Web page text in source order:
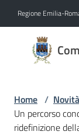
Regione Emilia-
Comune
di
Emilia
Home / Novità
Un percorso
ridefinizione